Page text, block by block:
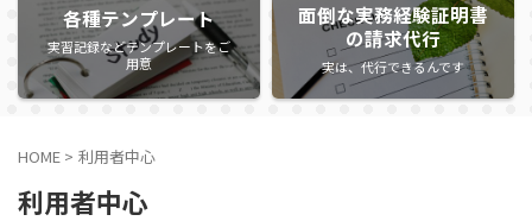
各種テンプレート
実習記録などテンプレートをご
用意
面倒な実務経験証明書
の請求代行
実は、代行できるんです
HOME > 利用者中心
利用者中心